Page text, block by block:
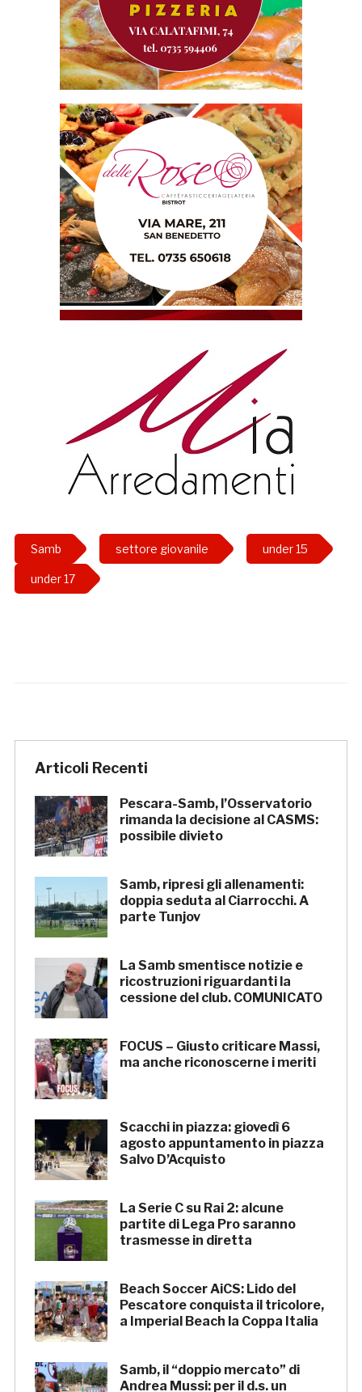
Samb settore giovanile under 15
under 17
Articoli Recenti
Pescara-Samb, l’Osservatorio
rimanda la decisione al CASMS:
possibile divieto
Samb, ripresi gli allenamenti:
doppia seduta al Ciarrocchi. A
parte Tunjov
La Samb smentisce notizie e
ricostruzioni riguardanti la
cessione del club. COMUNICATO
FOCUS – Giusto criticare Massi,
ma anche riconoscerne i meriti
Scacchi in piazza: giovedì 6
agosto appuntamento in piazza
Salvo D’Acquisto
La Serie C su Rai 2: alcune
partite di Lega Pro saranno
trasmesse in diretta
Beach Soccer AiCS: Lido del
Pescatore conquista il tricolore,
a Imperial Beach la Coppa Italia
Samb, il “doppio mercato” di
Andrea Mussi: per il d.s. un